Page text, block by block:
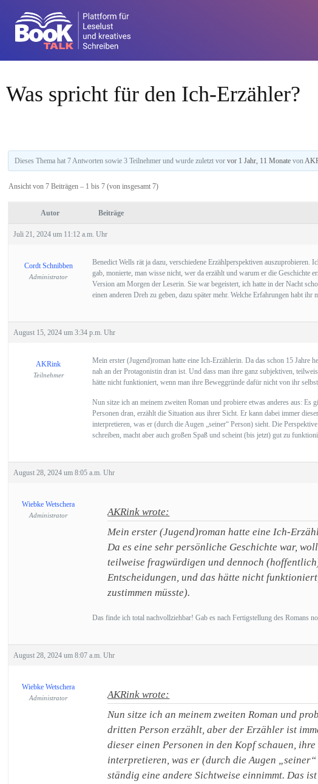
Was spricht für den Ich-Erzähler?
Dieses Thema hat 7 Antworten sowie 3 Teilnehmer und wurde zuletzt vor vor 1 Jahr, 11 Monatevon
Ansicht von 7 Beiträgen – 1 bis 7 (von insgesamt 7)
Autor Beiträge
Juli 21, 2024 um 11:12 a.m. Uhr
Cordt Schnibben
Administrator
Benedict Wells rät ja dazu, verschiedene Erzählperspektiven
gab, monierte, man wisse nicht, wer da erzählt und warum er die Geschichte
Version am Morgen der Leserin. Sie war begeistert, ich hatte in der Nacht
einen anderen Dreh zu geben, dazu später mehr. Welche Erfahrungen habt ihr
August 15, 2024 um 3:34 p.m. Uhr
AKRink
Teilnehmer
Mein erster (Jugend)roman hatte eine Ich-Erzählerin. Da das schon 15 Jahre
nah an der Protagonistin dran ist. Und dass man ihre ganz subjektiven,
hätte nicht funktioniert, wenn man ihre Beweggründe dafür nicht von ihr
Nun sitze ich an meinem zweiten Roman und probiere etwas anderes aus:
Personen dran, erzählt die Situation aus ihrer Sicht. Er kann dabei immer
interpretieren, was er (durch die Augen „seiner“ Person) sieht. Die
schreiben, macht aber auch großen Spaß und scheint (bis jetzt) gut zu
August 28, 2024 um 8:05 a.m. Uhr
Wiebke Wetschera
Administrator
AKRink wrote:
Mein erster (Jugend)roman hatte eine Ich-
Da es eine sehr persönliche Geschichte war,
teilweise fragwürdigen und dennoch
Entscheidungen, und das hätte nicht
zustimmen müsste).
Das finde ich total nachvollziehbar! Gab es nach Fertigstellung des Romans
August 28, 2024 um 8:07 a.m. Uhr
Wiebke Wetschera
Administrator
AKRink wrote:
Nun sitze ich an meinem zweiten Roman und
dritten Person erzählt, aber der Erzähler ist
dieser einen Personen in den Kopf schauen,
interpretieren, was er (durch die Augen
ständig eine andere Sichtweise einnimmt. Das